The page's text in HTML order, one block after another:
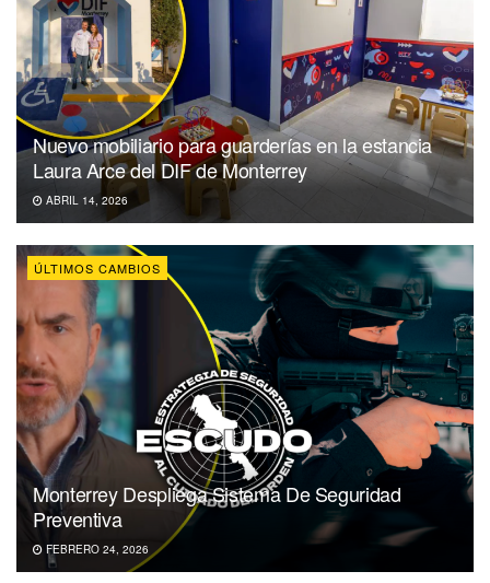
Nuevo mobiliario para guarderías en la estancia
Laura Arce del DIF de Monterrey
ABRIL 14, 2026
ÚLTIMOS CAMBIOS
Monterrey Despliega Sistema De Seguridad
Preventiva
FEBRERO 24, 2026